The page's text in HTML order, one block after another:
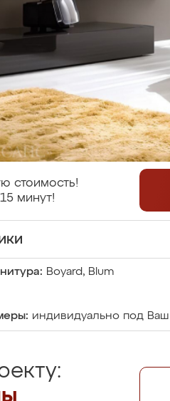
стоимость!
минут!
Boyard, Blum
индивидуально под Ваш